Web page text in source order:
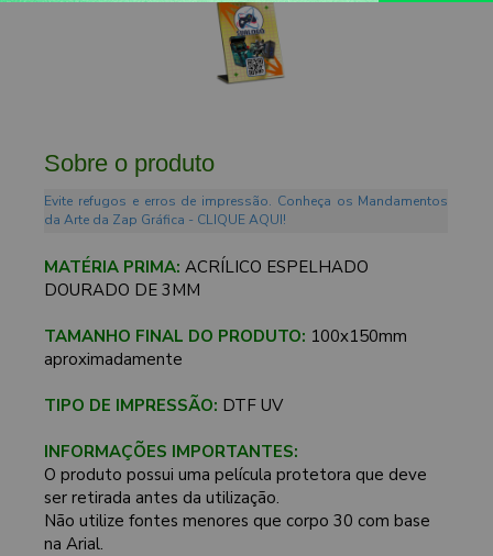
Sobre o produto
Evite refugos e erros de impressão. Conheça os Mandamentos
da Arte da Zap Gráfica - CLIQUE AQUI!
MATÉRIA PRIMA: ACRÍLICO ESPELHADO
DOURADO DE 3MM
TAMANHO FINAL DO PRODUTO: 100x150mm
aproximadamente
TIPO DE IMPRESSÃO: DTF UV
INFORMAÇÕES IMPORTANTES:
O produto possui uma película protetora que deve
ser retirada antes da utilização.
Não utilize fontes menores que corpo 30 com base
na Arial.